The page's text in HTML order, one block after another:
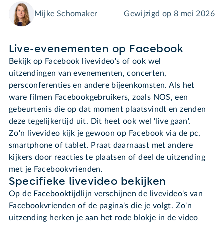
Mijke Schomaker Gewijzigd op8 mei 2026
Live-evenementen op Facebook
Bekijk op Facebook livevideo's of ook wel
uitzendingen van evenementen, concerten,
persconferenties en andere bijeenkomsten. Als het
ware filmen Facebookgebruikers, zoals NOS, een
gebeurtenis die op dat moment plaatsvindt en zenden
deze tegelijkertijd uit. Dit heet ook wel 'live gaan'.
Zo'n livevideo kijk je gewoon op Facebook via de pc,
smartphone of tablet. Praat daarnaast met andere
kijkers door reacties te plaatsen of deel de uitzending
met je Facebookvrienden.
Specifieke livevideo bekijken
Op de Facebooktijdlijn verschijnen de livevideo's van
Facebookvrienden of de pagina's die je volgt. Zo'n
uitzending herken je aan het rode blokje in de video